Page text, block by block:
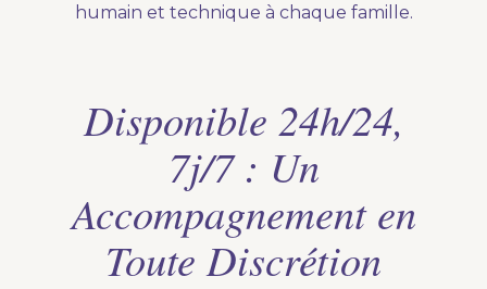
humain et technique à chaque famille.
Disponible 24h/24,
7j/7 : Un
Accompagnement en
Toute Discrétion